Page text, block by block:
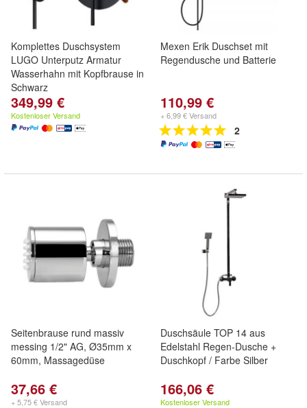
Komplettes Duschsystem
LUGO Unterputz Armatur
Wasserhahn mit Kopfbrause in
Schwarz
349,99 €
Kostenloser Versand
Mexen Erik Duschset mit
Regendusche und Batterie
110,99 €
+ 6,99 € Versand
2
Seitenbrause rund massiv
messing 1/2" AG, Ø35mm x
60mm, Massagedüse
37,66 €
+ 5,75 € Versand
Duschsäule TOP 14 aus
Edelstahl Regen-Dusche +
Duschkopf / Farbe Silber
166,06 €
Kostenloser Versand